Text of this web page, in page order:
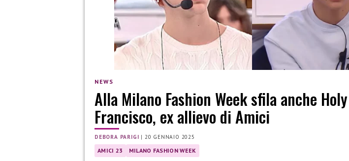
NEWS
Alla Milano Fashion Week sfila anche Holy
Francisco, ex allievo di Amici
DEBORA PARIGI | 20 GENNAIO 2025
AMICI 23 MILANO FASHION WEEK